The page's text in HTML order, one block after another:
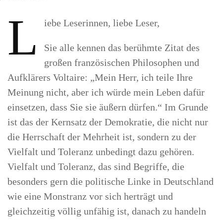
L iebe Leserinnen, liebe Leser,
Sie alle kennen das berühmte Zitat des
großen französischen Philosophen und
Aufklärers Voltaire: „Mein Herr, ich teile Ihre
Meinung nicht, aber ich würde mein Leben dafür
einsetzen, dass Sie sie äußern dürfen.“ Im Grunde
ist das der Kernsatz der Demokratie, die nicht nur
die Herrschaft der Mehrheit ist, sondern zu der
Vielfalt und Toleranz unbedingt dazu gehören.
Vielfalt und Toleranz, das sind Begriffe, die
besonders gern die politische Linke in Deutschland
wie eine Monstranz vor sich herträgt und
gleichzeitig völlig unfähig ist, danach zu handeln